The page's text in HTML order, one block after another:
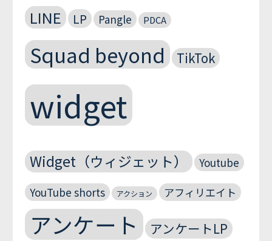
LINE LP Pangle PDCA
Squad beyond TikTok
widget
Widget（ウィジェット）
Youtube
YouTube shorts
アクション アフィリエイト
アンケート アンケートLP